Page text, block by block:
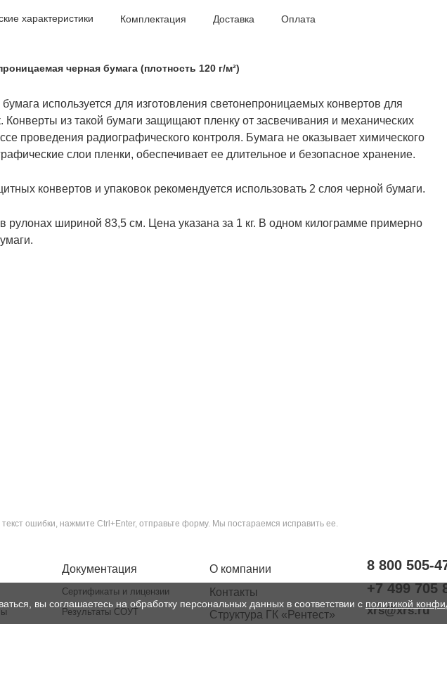
характеристики Комплектация Доставка Оплата
черная бумага (плотность 120 г/м²)
используется для изготовления светонепроницаемых конвертов для
Конверты из такой бумаги защищают пленку от засвечивания и механических
проведения радиографического контроля. Бумага не оказывает химического
слои пленки, обеспечивает ее длительное и безопасное хранение.
конвертов и упаковок рекомендуется использовать 2 слоя черной бумаги.
рулонах шириной 83,5 см. Цена указана за 1 кг. В одном килограмме примерно
ошибки, нажмите Ctrl+Enter, отправьте форму. Мы постараемся исправить ее.
Документация
Сертификаты и лицензии
Результаты СОУТ
О компании
Контакты
Структура ГК «Рентест»
8 800 505-
+7 499 705
xrs@xrs.ru
вы соглашаетесь на обработку персональных данных в соответствии с политикой